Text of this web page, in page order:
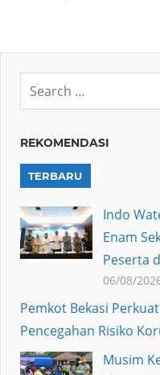
REKOMENDASI
TERBARU
Indo
Enam
Peserta
06/08/
Pemkot Bekasi
Pencegahan Risiko
Musim